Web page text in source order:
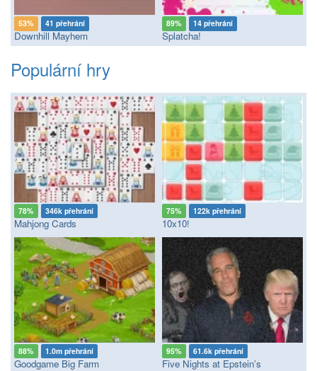
53% 41 přehrání
Downhill Mayhem
89% 14 přehrání
Splatcha!
Populární hry
78% 346k přehrání
Mahjong Cards
75% 122k přehrání
10x10!
88% 1.0m přehrání
Goodgame Big Farm
95% 61.6k přehrání
Five Nights at Epstein’s